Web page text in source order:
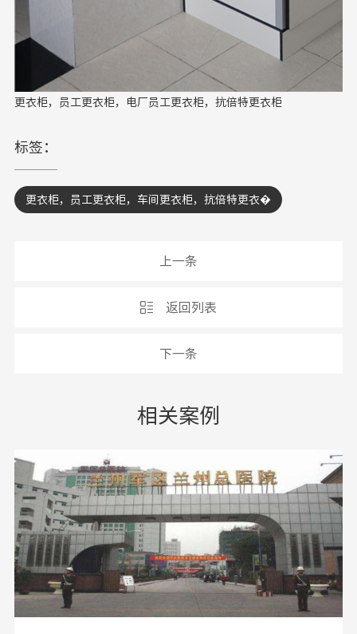
更衣柜，员工更衣柜，电厂员工更衣柜，抗倍特更衣柜
标签：
更衣柜，员工更衣柜，车间更衣柜，抗倍特更衣�
上一条
返回列表
下一条
相关案例